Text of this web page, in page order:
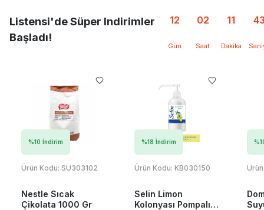
Listensi'de Süper Indirimler
Başladı!
12
Gün
02
Saat
11
Dakika
%10 İndirim
Ürün Kodu: SU303102
Nestle Sıcak
Çikolata 1000 Gr
%18 İndirim
Ürün Kodu: KB030150
Selin Limon
Kolonyası Pompalı 1
%